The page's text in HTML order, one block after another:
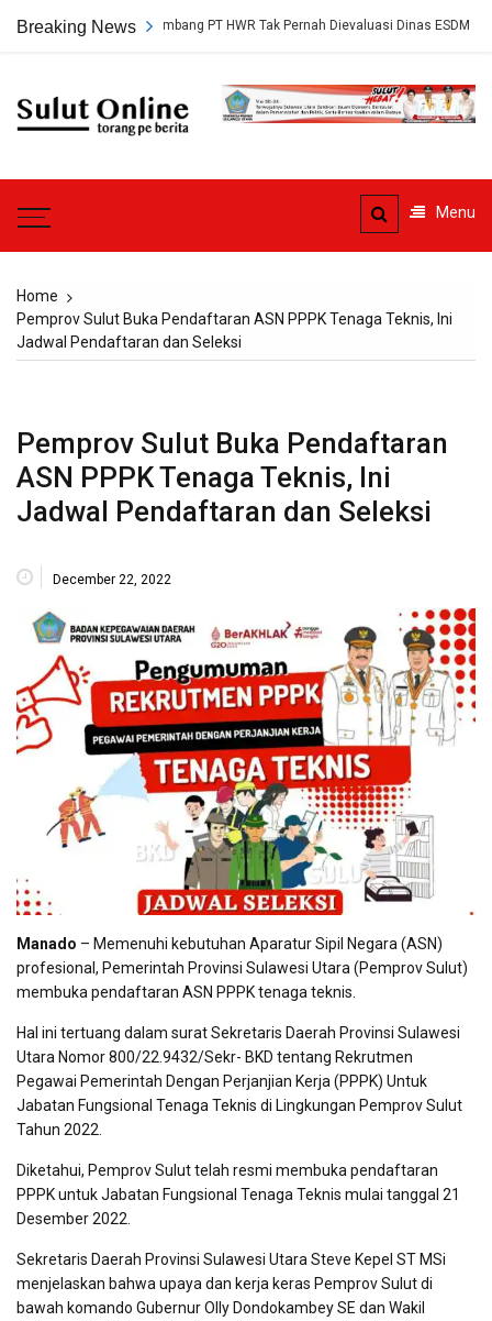
Breaking NewsTambang PT HWR Tak Pernah Dievaluasi Dinas ESDM
Sulut
Menu
Home
Pemprov Sulut Buka Pendaftaran ASN PPPK Tenaga Teknis, Ini
Jadwal Pendaftaran dan Seleksi
Pemprov Sulut Buka Pendaftaran
ASN PPPK Tenaga Teknis, Ini
Jadwal Pendaftaran dan Seleksi
December 22, 2022
Manado – Memenuhi kebutuhan Aparatur Sipil Negara (ASN)
profesional, Pemerintah Provinsi Sulawesi Utara (Pemprov Sulut)
membuka pendaftaran ASN PPPK tenaga teknis.
Hal ini tertuang dalam surat Sekretaris Daerah Provinsi Sulawesi
Utara Nomor 800/22.9432/Sekr- BKD tentang Rekrutmen
Pegawai Pemerintah Dengan Perjanjian Kerja (PPPK) Untuk
Jabatan Fungsional Tenaga Teknis di Lingkungan Pemprov Sulut
Tahun 2022.
Diketahui, Pemprov Sulut telah resmi membuka pendaftaran
PPPK untuk Jabatan Fungsional Tenaga Teknis mulai tanggal 21
Desember 2022.
Sekretaris Daerah Provinsi Sulawesi Utara Steve Kepel ST MSi
menjelaskan bahwa upaya dan kerja keras Pemprov Sulut di
bawah komando Gubernur Olly Dondokambey SE dan Wakil